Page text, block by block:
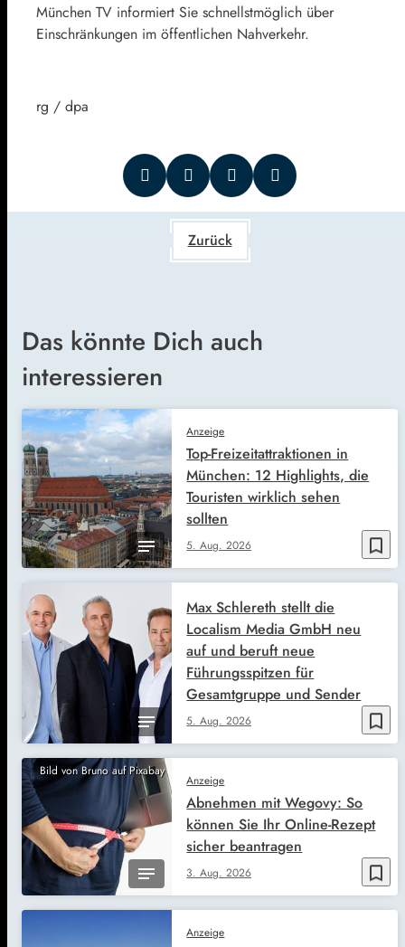
München TV informiert Sie schnellstmöglich über
Einschränkungen im öffentlichen Nahverkehr.
rg / dpa
Zurück
Das könnte Dich auch
interessieren
bookmark_border
Anzeige
5. Aug. 2026
Top-Freizeitattraktionen in
München: 12 Highlights, die
Touristen wirklich sehen
sollten
bookmark_border
5. Aug. 2026
Max Schlereth stellt die
Localism Media GmbH neu
auf und beruft neue
Führungsspitzen für
Gesamtgruppe und Sender
Bild von Bruno auf Pixabay
bookmark_border
Anzeige
3. Aug. 2026
Abnehmen mit Wegovy: So
können Sie Ihr Online-Rezept
sicher beantragen
Anzeige